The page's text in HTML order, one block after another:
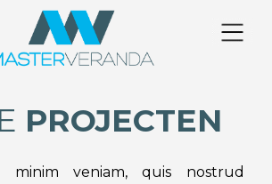
PROJECTEN
veniam, quis nostrud